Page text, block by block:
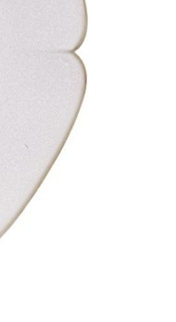
white, pink,
wine, 160 мл, 2 шт.